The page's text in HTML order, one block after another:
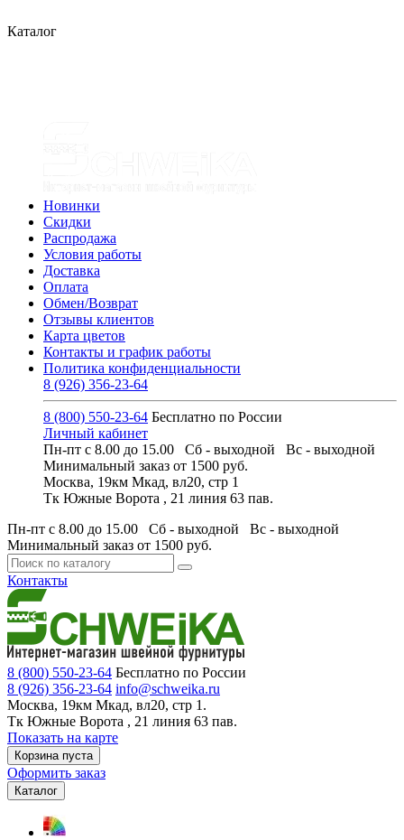
Каталог
Новинки
Скидки
Распродажа
Условия работы
Доставка
Оплата
Обмен/Возврат
Отзывы клиентов
Карта цветов
Контакты и график работы
Политика конфиденциальности
8 (926) 356-23-64
8 (800) 550-23-64 Бесплатно по России
Личный кабинет
Пн-пт с 8.00 до 15.00 Сб - выходной Вс - выходной
Минимальный заказ от 1500 руб.
Москва, 19км Мкад, вл20, стр 1
Тк Южные Ворота , 21 линия 63 пав.
Пн-пт с 8.00 до 15.00 Сб - выходной Вс - выходной
Минимальный заказ от 1500 руб.
Контакты
8 (800) 550-23-64 Бесплатно по России
8 (926) 356-23-64 info@schweika.ru
Москва, 19км Мкад, вл20, стр 1.
Тк Южные Ворота , 21 линия 63 пав.
Показать на карте
Корзина пуста
Оформить заказ
Каталог